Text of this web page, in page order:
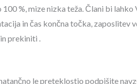
%, mize nizka teža. Člani bi lahko
in čas končna točka, zaposlitev
prekiniti .
le preteklostjo podpišite